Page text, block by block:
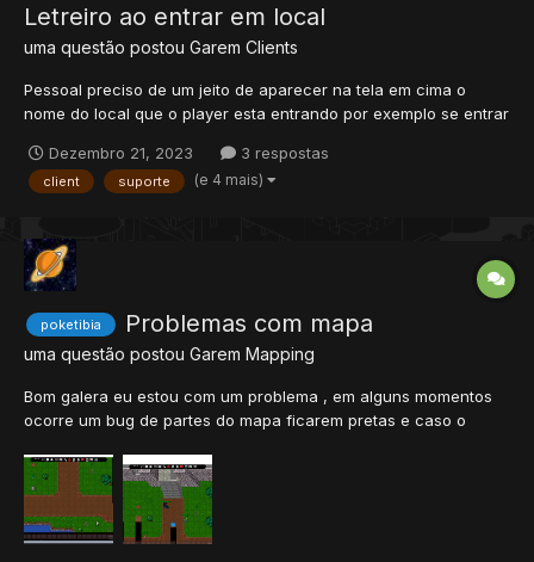
Letreiro ao entrar em local
uma questão postou Garem Clients
Pessoal preciso de um jeito de aparecer na tela em cima o
nome do local que o player esta entrando por exemplo se entrar
Dezembro 21, 2023
3 respostas
client suporte (e 4 mais)
poketibia Problemas com mapa
uma questão postou Garem Mapping
Bom galera eu estou com um problema , em alguns momentos
ocorre um bug de partes do mapa ficarem pretas e caso o
mostrar abaixo as imagens ( Lembrando q essas partes pretas
sao bug o mapa esta feito e correto nessa area) caso eu passe
por...